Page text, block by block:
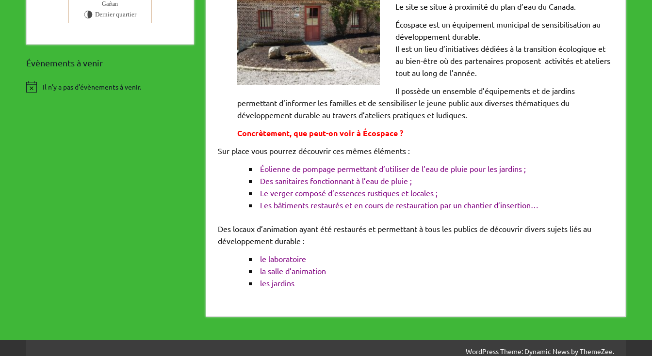
Le site se situe à proximité du plan d’eau du Canada.
Écospace est un équipement municipal de sensibilisation au
développement durable.
Il est un lieu d’initiatives dédiées à la transition écologique et
au bien-être où des partenaires proposent activités et ateliers
tout au long de l’année.
Il possède un ensemble d’équipements et de jardins
permettant d’informer les familles et de sensibiliser le jeune public aux diverses thématiques du
développement durable au travers d’ateliers pratiques et ludiques.
Concrètement, que peut-on voir à Écospace ?
Sur place vous pourrez découvrir ces mêmes éléments :
Éolienne de pompage permettant d’utiliser de l’eau de pluie pour les jardins ;
Des sanitaires fonctionnant à l’eau de pluie ;
Le verger composé d’essences rustiques et locales ;
Les bâtiments restaurés et en cours de restauration par un chantier d’insertion…
Des locaux d’animation ayant été restaurés et permettant à tous les publics de découvrir divers sujets liés au
développement durable :
le laboratoire
la salle d’animation
les jardins
Gaétan
U Dernier quartier
Évènements à venir
Il n’y a pas d’évènements à venir.
WordPress Theme: Dynamic News by ThemeZee.